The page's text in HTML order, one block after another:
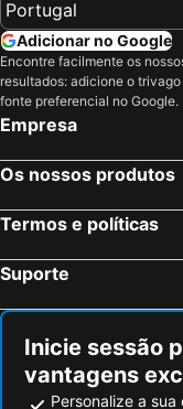
Amares, spa hotels
Vizela, spa hotels
Alvaraes, spa hotels
Felgueiras, spa hotels
Cabeceiras de Basto, spa
Adicionar no Google
Encontre facilmente os
resultados: adicione o
fonte preferencial no Google.
Empresa
Os nossos produtos
Termos e políticas
Suporte
Inicie sessão
vantagens
Personalize a sua